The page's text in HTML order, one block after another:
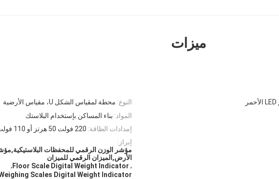
ميزات
النوع: محطة لمقياس الشكل U، مقياس الأرضية
المواد: بناء المساكن بإستخدام البلاستك
إمدادات الطاقة: 220 فولت 50 هرتز أو 110 فولت 60 هرتز
إبراز:
مؤشر الوزن الرقمي للمحفظات
الأرض,الميزان الرقمي للميزان
,
Floor Scale Digital Weight Indicator
,
Scales Digital Weight Indicator